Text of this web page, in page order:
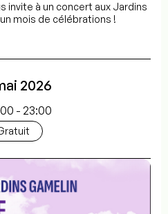
invite à un concert aux Jardins
mois de célébrations !
2026
- 23:00